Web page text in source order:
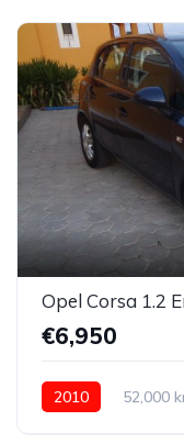
Opel Corsa 1.2
€6,950
2010 52,000